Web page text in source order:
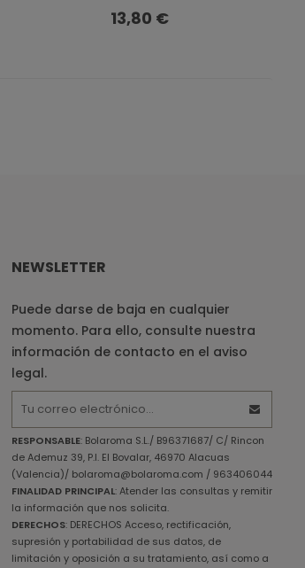
Precio
13,80 €
NEWSLETTER
Puede darse de baja en cualquier
momento. Para ello, consulte nuestra
información de contacto en el aviso
legal.
RESPONSABLE: Bolaroma S.L./ B96371687/ C/ Rincon
de Ademuz 39, P.I. El Bovalar, 46970 Alacuas
(Valencia)/ bolaroma@bolaroma.com / 963406044
FINALIDAD PRINCIPAL: Atender las consultas y remitir
la información que nos solicita.
DERECHOS: DERECHOS Acceso, rectificación,
supresión y portabilidad de sus datos, de
limitación y oposición a su tratamiento, así como a